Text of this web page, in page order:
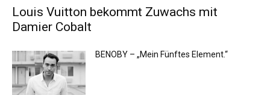
Louis Vuitton bekommt Zuwachs mit
Damier Cobalt
BENOBY – „Mein Fünftes Element.“